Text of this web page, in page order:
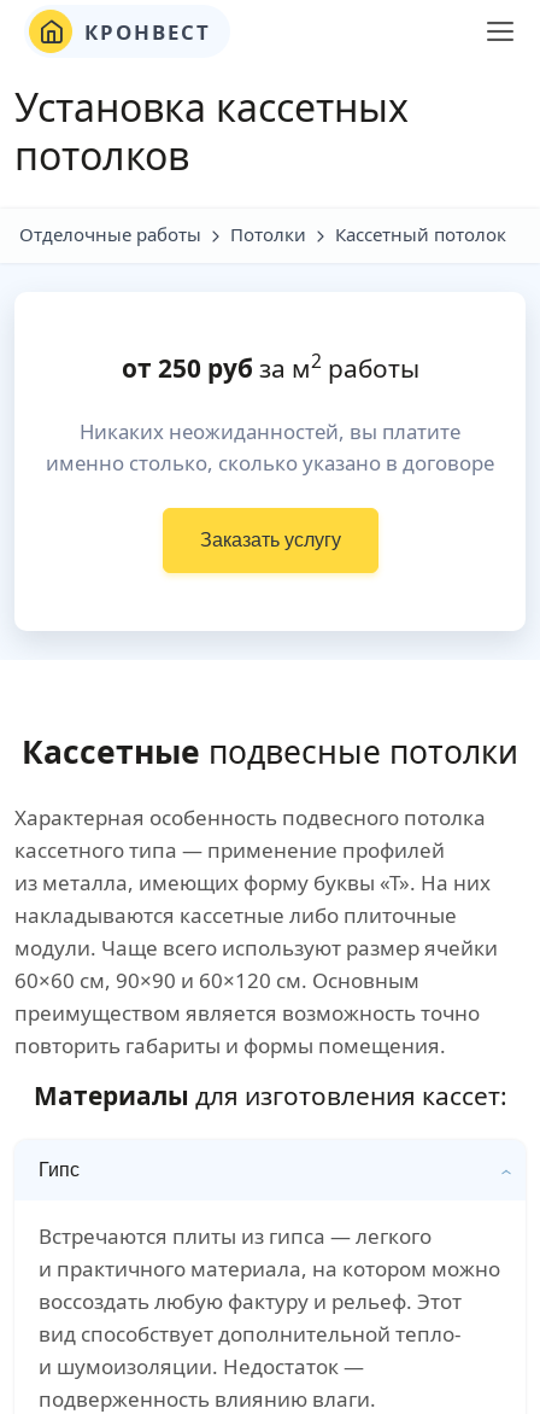
КРОНВЕСТ
Установка кассетных
потолков
Отделочные работы Потолки Кассетный потолок
от 250руб за м2работы
Никаких неожиданностей, вы платите
именно столько, сколько указано в договоре
Заказать услугу
Кассетные подвесные потолки
Характерная особенность подвесного потолка
кассетного типа — применение профилей
из металла, имеющих форму буквы «Т». На них
накладываются кассетные либо плиточные
модули. Чаще всего используют размер ячейки
60×60 см, 90×90 и 60×120 см. Основным
преимуществом является возможность точно
повторить габариты и формы помещения.
Материалы для изготовления кассет:
Гипс
Встречаются плиты из гипса — легкого
и практичного материала, на котором можно
воссоздать любую фактуру и рельеф. Этот
вид способствует дополнительной тепло-
и шумоизоляции. Недостаток —
подверженность влиянию влаги.